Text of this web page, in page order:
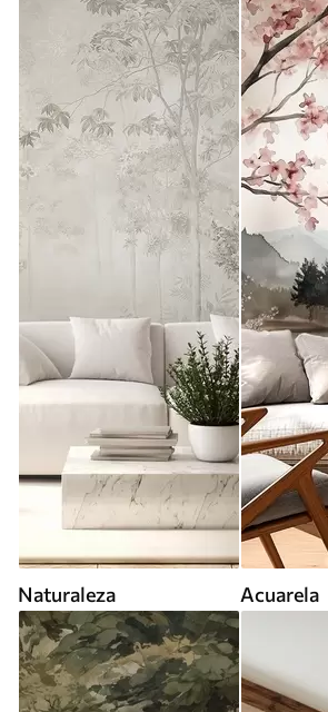
Naturaleza Acuarela